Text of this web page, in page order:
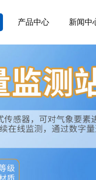
产品中心 新闻中